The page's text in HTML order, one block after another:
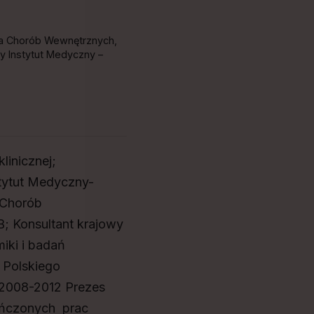
Chorób Wewnętrznych,
Instytut Medyczny –
Medyczny-
Konsultant krajowy
i badań
2012 Prezes
prac